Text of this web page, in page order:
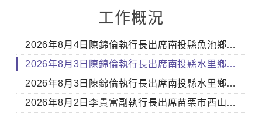
工作概況
2026年8月4日陳錦倫執行長出席南投縣魚池鄉南林精舍周邊環境改善工程設計說明會
2026年8月3日陳錦倫執行長出席南投縣水里鄉永樂巷龍眼溪橋下游野溪整治工程施工說明會
2026年8月3日陳錦倫執行長出席南投縣水里鄉三部溪木順橋旁護岸整治工程施工說明會
2026年8月2日李貴富副執行長出席苗栗市西山聖帝廟總統題詞墨寶頒贈典禮